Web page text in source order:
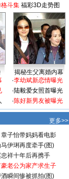
斗集 福彩3D走势图
揭秘生父离婚内幕
·李幼斌新恋情曝光
·陆毅爱女照首曝光
·陈好新男友被曝光
更多>>
子怡带妈妈看电影
伊琍再度牵手(图)
祥十年后再携手
老公为家产求生子
瞬间惨被抓拍(图)